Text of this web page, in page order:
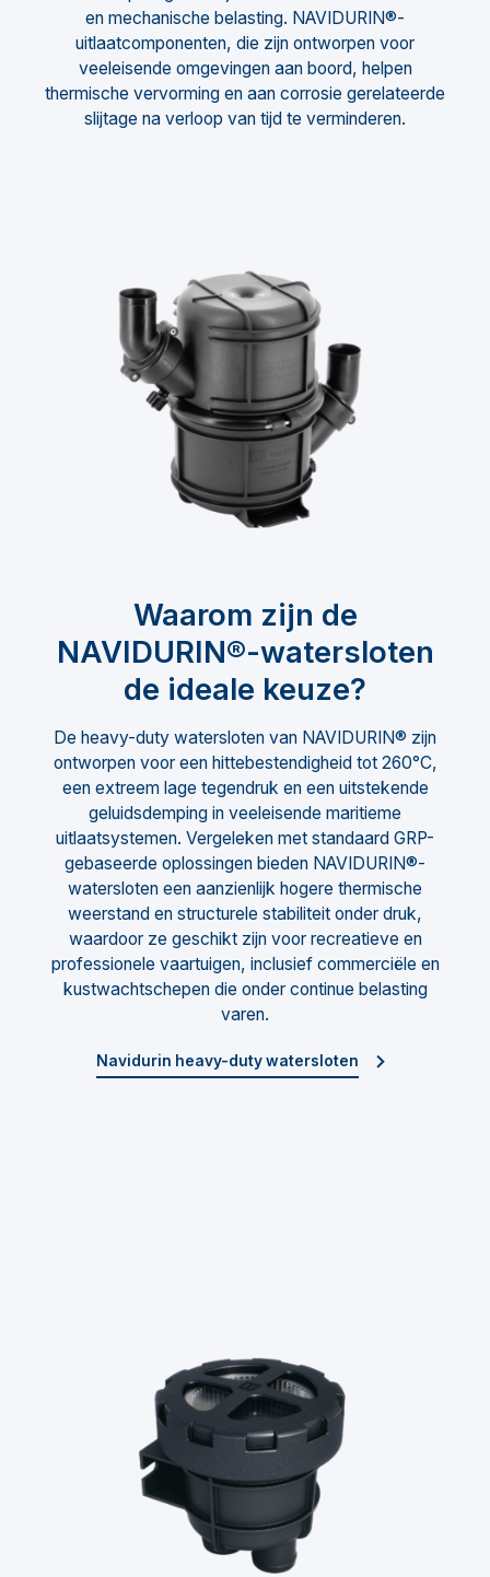
en mechanische belasting. NAVIDURIN®-
uitlaatcomponenten, die zijn ontworpen voor
veeleisende omgevingen aan boord, helpen
thermische vervorming en aan corrosie gerelateerde
slijtage na verloop van tijd te verminderen.
Waarom zijn de
NAVIDURIN®-watersloten
de ideale keuze?
De heavy-duty watersloten van NAVIDURIN® zijn
ontworpen voor een hittebestendigheid tot 260°C,
een extreem lage tegendruk en een uitstekende
geluidsdemping in veeleisende maritieme
uitlaatsystemen. Vergeleken met standaard GRP-
gebaseerde oplossingen bieden NAVIDURIN®-
watersloten een aanzienlijk hogere thermische
weerstand en structurele stabiliteit onder druk,
waardoor ze geschikt zijn voor recreatieve en
professionele vaartuigen, inclusief commerciële en
kustwachtschepen die onder continue belasting
varen.
Navidurin heavy-duty watersloten